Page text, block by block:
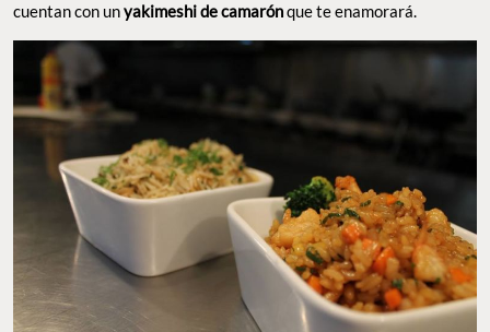
cuentan con unyakimeshi de camarónque te enamorará.